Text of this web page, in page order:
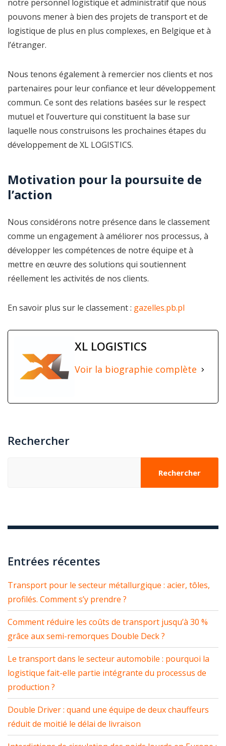
notre personnel logistique et administratif que nous
pouvons mener à bien des projets de transport et de
logistique de plus en plus complexes, en Belgique et à
l’étranger.
Nous tenons également à remercier nos clients et nos
partenaires pour leur confiance et leur développement
commun. Ce sont des relations basées sur le respect
mutuel et l’ouverture qui constituent la base sur
laquelle nous construisons les prochaines étapes du
développement de XL LOGISTICS.
Motivation pour la poursuite de
l’action
Nous considérons notre présence dans le classement
comme un engagement à améliorer nos processus, à
développer les compétences de notre équipe et à
mettre en œuvre des solutions qui soutiennent
réellement les activités de nos clients.
En savoir plus sur le classement : gazelles.pb.pl
XL LOGISTICS
Voir la biographie complète
Rechercher
Rechercher
Entrées récentes
Transport pour le secteur métallurgique : acier, tôles,
profilés. Comment s’y prendre ?
Comment réduire les coûts de transport jusqu’à 30 %
grâce aux semi-remorques Double Deck ?
Le transport dans le secteur automobile : pourquoi la
logistique fait-elle partie intégrante du processus de
production ?
Double Driver : quand une équipe de deux chauffeurs
réduit de moitié le délai de livraison